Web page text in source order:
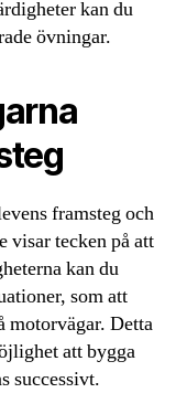
kan du
övningar.
framsteg och
visar tecken på att
kan du
som att
motorvägar. Detta
att bygga
successivt.